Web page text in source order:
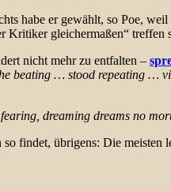
habe er gewählt, so Poe,
Kritiker gleichermaßen“ treffen
nicht mehr zu entfalten –
beating … stood repeating …
dreaming dreams no
findet, übrigens: Die